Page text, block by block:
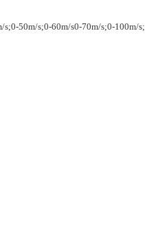
50m/s;0-60m/s0-70m/s;0-100m/s;